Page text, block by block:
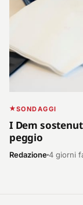
SONDAGGI
I Dem
peggio
Redazione4 giorni